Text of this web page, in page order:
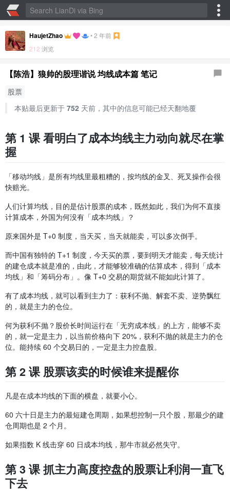
HaujetZhao •2 年前
212 浏览
【陈浩】狼帅的股理谐说 均线成本篇 笔记
股票
本贴最后更新于 752天前，其中的信息可能已经天翻地覆
第 1 课 看明白了成本均线主力动向就尽在掌
握
「移动均线」是所有均线里最粗糟的，按均线的金叉、死叉操作会很
快赔光。
人们计算均线，目的是估计股票的成本，既然如此，我们为何不直接
计算成本，外国为何没有「成本均线」？
原来国外是 T+0 制度，当天买，当天就能卖，可以多次倒手。
而中国有独特的 T+1 制度，今天买的票，要到明天才能卖，每天统计
的建仓成本就是准的，由此，才能够较准确的估算成本，得到「成本
均线」和「筹码分布」。像 T+0 交易的期货就不能如此计算了。
有了成本均线，就可以看到主力了：获利不抛、解套不卖、逆势飘红
的，就是主力的仓位。
何为获利不抛？股价长时间运行在「无穷成本线」的上方，能够不卖
的，就一定是主力，以当前价格向下 20%，获利不抛的就是主力的仓
位。能持续 60 个交易日的，一定是主力控盘股。
第 2 课 股票该卖的时候谁来提醒你
凡是在成本均线的下面的横盘，就要小心。
60 六十日是主力的最短建仓周期，如果想控制一只个股，那最少的建
仓周期也是 2 个月。
如果指数 K 线击穿 60 日成本均线，那牛市就必然失守。
第 3 课 抓主力高度控盘的股票让利润一直飞
下去